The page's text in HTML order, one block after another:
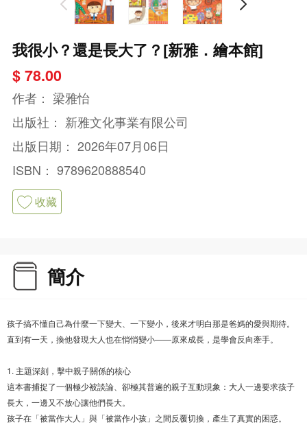
我很小？還是長大了？[新雅．繪本館]
$ 78.00
作者： 梁雅怡
出版社： 新雅文化事業有限公司
出版日期： 2026年07月06日
ISBN： 9789620888540
收藏
簡介
孩子搞不懂自己為什麼一下變大、一下變小，後來才明白那是爸媽的愛與期待。
直到有一天，換他發現大人也在悄悄變小——原來成長，是學會反向牽手。
1. 主題深刻，擊中親子關係的核心
這本書捕捉了一個極少被談論、卻極其普遍的親子互動現象：大人一邊要求孩子
長大，一邊又不放心讓他們長大。
孩子在「被當作大人」與「被當作小孩」之間反覆切換，產生了真實的困惑。